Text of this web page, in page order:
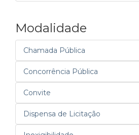
Modalidade
Chamada Pública
Concorrência Pública
Convite
Dispensa de Licitação